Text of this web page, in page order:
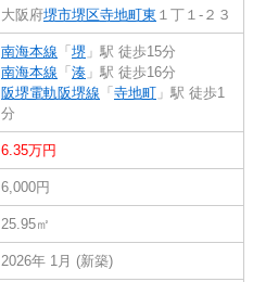
大阪府堺市堺区寺地町東 １丁１-２３
南海本線 「 堺 」駅 徒歩15分
南海本線 「 湊 」駅 徒歩16分
阪堺電軌阪堺線 「 寺地町 」駅 徒歩1
分
6.35万円
6,000円
25.95㎡
2026年 1月 (新築)